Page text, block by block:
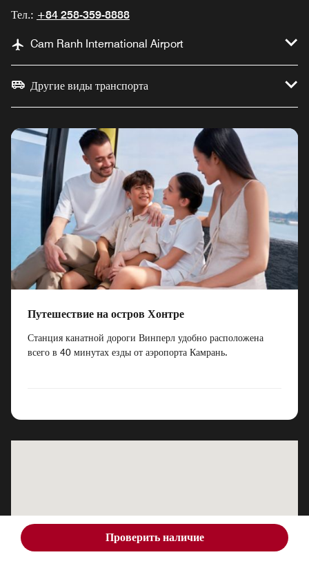
Проверить наличие
Тел.: +84 258-359-8888
Cam Ranh International Airport
Другие виды транспорта
Путешествие на остров Хонтре
Станция канатной дороги Винперл удобно расположена
всего в 40 минутах езды от аэропорта Камрань.
Nha Trang Marriott
Resort & Spa, Hon Tre
Nha Trang Marriott
Resort & Spa, Hon Tre